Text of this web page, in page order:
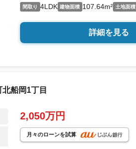
間取り 4LDK 建物面積 107.64m² 土地面積
詳細を見る
船岡1丁目
2,050万円
月々のローンを試算